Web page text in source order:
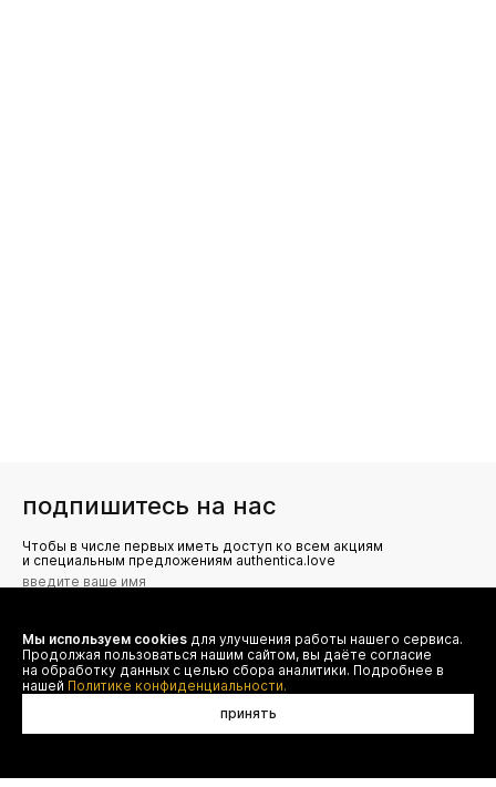
подпишитесь на нас
Чтобы в числе первых иметь доступ ко всем акциям
и специальным предложениям authentica.love
Я даю согласие на сбор, обработку и хранение моих
персональных данных (имя, email, телефон) для получения
рекламных и информационных рассылок от ООО 'БТ
Юнайтед', а также ознакомлен(а) с
Политикой конфиденциальности
Мы используем cookies для улучшения работы нашего сервиса.
Продолжая пользоваться нашим сайтом, вы даёте согласие
на обработку данных с целью сбора аналитики. Подробнее в
нашей Политике конфиденциальности.
принять